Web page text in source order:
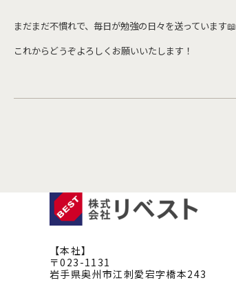
まだまだ不慣れで、毎日が勉強の日々を送っています📖
これからどうぞよろしくお願いいたします！
【本社】
〒023-1131
岩手県奥州市江刺愛宕字橋本243